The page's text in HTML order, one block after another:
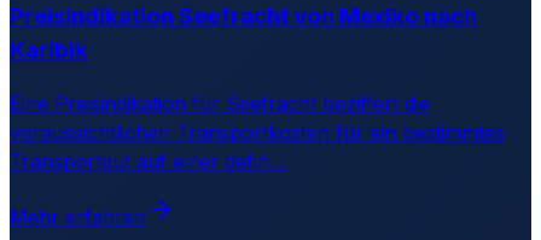
Preisindikation Seefracht von Mexiko nach
Karibik
Eine Preisindikation für Seefracht beziffert die
voraussichtlichen Transportkosten für ein bestimmtes
Transportgut auf einer defin…
Mehr erfahren